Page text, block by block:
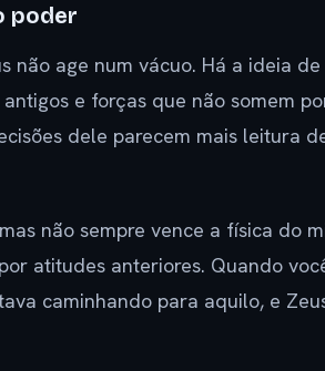
poder
não age num vácuo. Há a ideia
e forças que não somem
dele parecem mais leitura
não sempre vence a física do
atitudes anteriores. Quando
caminhando para aquilo, e